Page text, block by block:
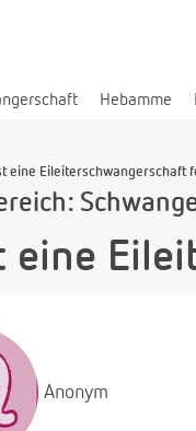
Hebamme
eine Eileiterschwangerschaft
eine
Anonym